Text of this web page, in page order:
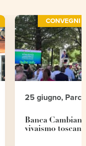
CONVEGNI
25 giugno,
Banca
vivaismo toscano